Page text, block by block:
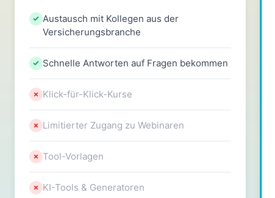
Austausch mit Kollegen aus der
Versicherungsbranche
Schnelle Antworten auf Fragen bekommen
Klick-für-Klick-Kurse
Limitierter Zugang zu Webinaren
Tool-Vorlagen
KI-Tools & Generatoren